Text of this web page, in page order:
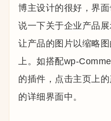
博主设计的很好，界
说一下关于企业产品
让产品的图片以缩略
上。如搭配wp-
的插件，点击主页上
的详细界面中。